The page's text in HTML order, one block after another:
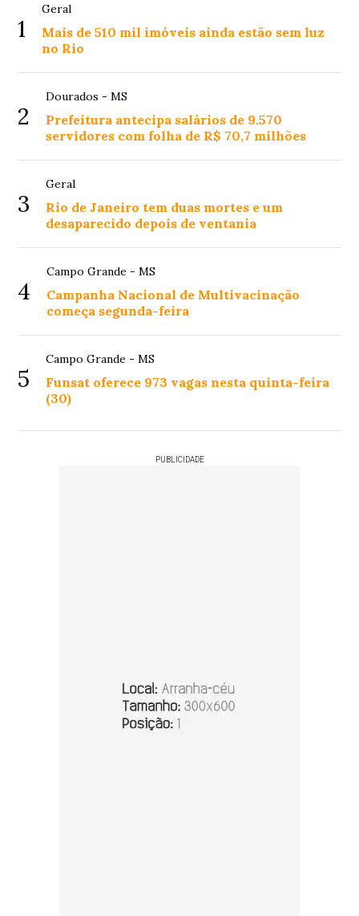
1
Geral
Mais de 510 mil imóveis ainda estão sem luz
no Rio
2
Dourados - MS
Prefeitura antecipa salários de 9.570
servidores com folha de R$ 70,7 milhões
3
Geral
Rio de Janeiro tem duas mortes e um
desaparecido depois de ventania
4
Campo Grande - MS
Campanha Nacional de Multivacinação
começa segunda-feira
5
Campo Grande - MS
Funsat oferece 973 vagas nesta quinta-feira
(30)
PUBLICIDADE